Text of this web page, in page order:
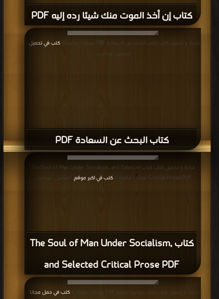
كتاب إن أخذ الموت منك شيئا رده إليه PDF
كتاب البحث عن السعادة PDF
قراءة و تحميل كتاب كتاب البحث عن السعادة PDF مجانا | مكتبة > كتب في تحميل
التحميل : مرة/مرات
كتاب The Soul of Man Under Socialism,
and Selected Critical Prose PDF
قراءة و تحميل كتاب كتاب The Soul of Man Under Socialism, and Selected
Critical Prose PDF مجانا | مكتبة >
كتب في اكبر موقع | التحميل : مرة/مرات
قراءة و تحميل كتاب كتاب صحارينا تنادينا PDF مجانا | مكتبة > كتب في حمل مجانا